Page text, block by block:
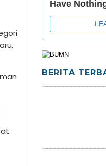
BERITA